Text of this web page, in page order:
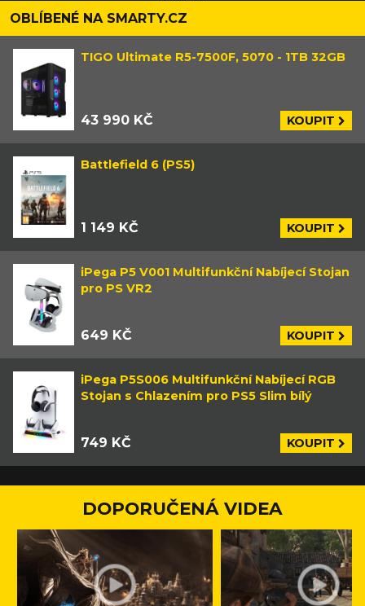
OBLÍBENÉ NA SMARTY.CZ
TIGO Ultimate R5-7500F, 5070 - 1TB 32GB
43 990 KČ KOUPIT
Battlefield 6 (PS5)
1 149 KČ KOUPIT
iPega P5 V001 Multifunkční Nabíjecí Stojan
pro PS VR2
649 KČ KOUPIT
iPega P5S006 Multifunkční Nabíjecí RGB
Stojan s Chlazením pro PS5 Slim bílý
749 KČ KOUPIT
DOPORUČENÁ VIDEA